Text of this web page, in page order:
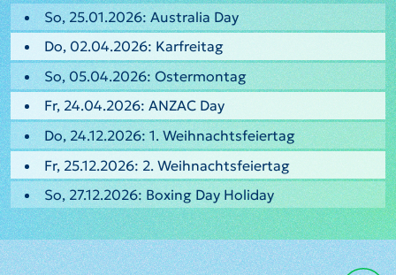
So, 25.01.2026: Australia Day
Do, 02.04.2026: Karfreitag
So, 05.04.2026: Ostermontag
Fr, 24.04.2026: ANZAC Day
Do, 24.12.2026: 1. Weihnachtsfeiertag
Fr, 25.12.2026: 2. Weihnachtsfeiertag
So, 27.12.2026: Boxing Day Holiday